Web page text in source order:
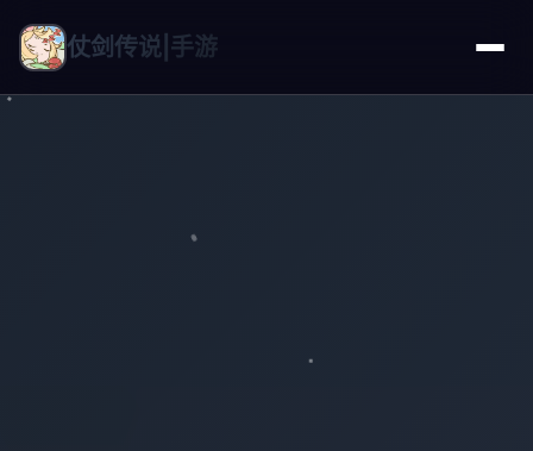
仗剑传说|手游